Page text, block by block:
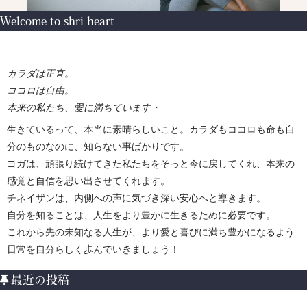
Welcome to shri heart
カラダは正直。
ココロは自由。
本来の私たち、愛に満ちています・
生きているって、本当に素晴らしいこと。カラダもココロも命も自
分のものなのに、知らない事ばかりです。
ヨガは、頑張り続けてきた私たちをそっと今に戻してくれ、本来の
感覚と自信を思い出させてくれます。
チネイザンは、内側への声に気づき深い安心へと導きます。
自分を知ることは、人生をより豊かに生きるために必要です。
これから先の未知なる人生が、より愛と喜びに満ち豊かになるよう
日常を自分らしく歩んでいきましょう！
最近の投稿